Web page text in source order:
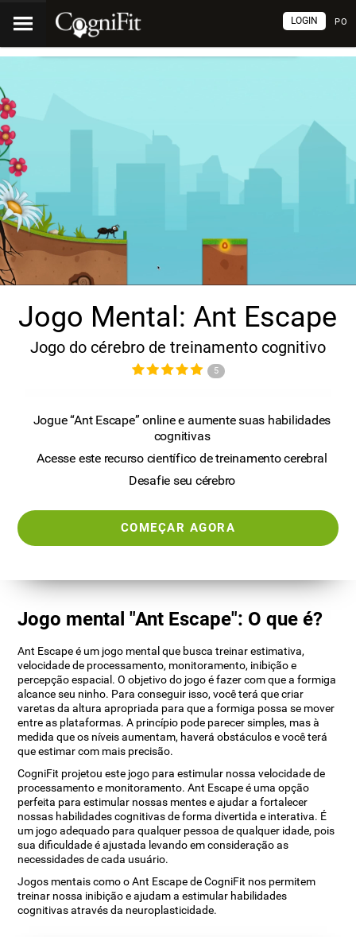
PO
LOGIN
Jogo Mental: Ant Escape
Jogo do cérebro de treinamento cognitivo
5
Jogue “Ant Escape” online e aumente suas habilidades
cognitivas
Acesse este recurso científico de treinamento cerebral
Desafie seu cérebro
COMEÇAR AGORA
Jogo mental "Ant Escape": O que é?
Ant Escape é um jogo mental que busca treinar estimativa,
velocidade de processamento, monitoramento, inibição e
percepção espacial. O objetivo do jogo é fazer com que a formiga
alcance seu ninho. Para conseguir isso, você terá que criar
varetas da altura apropriada para que a formiga possa se mover
entre as plataformas. A princípio pode parecer simples, mas à
medida que os níveis aumentam, haverá obstáculos e você terá
que estimar com mais precisão.
CogniFit projetou este jogo para estimular nossa velocidade de
processamento e monitoramento. Ant Escape é uma opção
perfeita para estimular nossas mentes e ajudar a fortalecer
nossas habilidades cognitivas de forma divertida e interativa. É
um jogo adequado para qualquer pessoa de qualquer idade, pois
sua dificuldade é ajustada levando em consideração as
necessidades de cada usuário.
Jogos mentais como o Ant Escape de CogniFit nos permitem
treinar nossa inibição e ajudam a estimular habilidades
cognitivas através da neuroplasticidade.